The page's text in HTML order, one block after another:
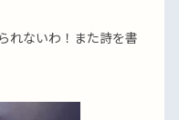
れないわ！また詩を書